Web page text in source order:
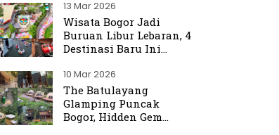
13 Mar 2026
Wisata Bogor Jadi
Buruan Libur Lebaran, 4
Destinasi Baru Ini
10 Mar 2026
The Batulayang
Glamping Puncak
Bogor, Hidden Gem